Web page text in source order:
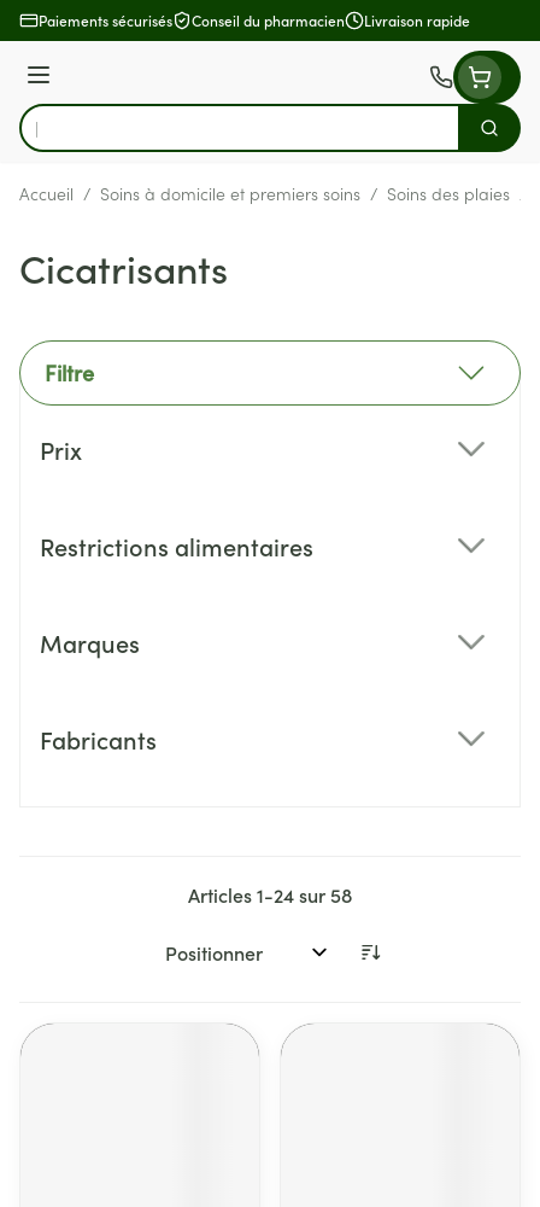
Aller au contenu
Paiements sécurisés Conseil du pharmacien Livraison rapide
Menu
Rechercher
Accueil / Soins à domicile et premiers soins / Soins des plaies /
Cicatrisants
Filtre
Prix
Restrictions alimentaires
Marques
Fabricants
Articles1-24sur58
Trier par: